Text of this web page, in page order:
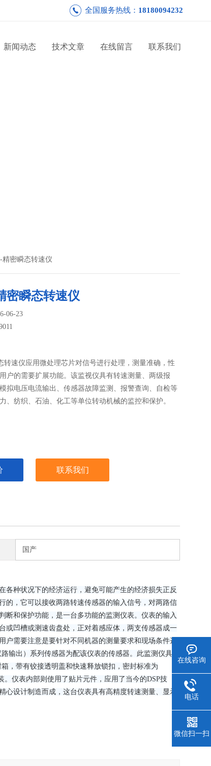
全国服务热线： 18180094232
新闻动态 技术文章 在线留言 联系我们
精密瞬态转速仪
密瞬态转速仪
06-23
转速仪应用微处理芯片对信号进行处理，测量准确，性
户的需要扩展功能。该监视仪具有转速测量、两级报
拟电压电流输出、传感器故障监测、报警查询、自检等
、纺织、石油、化工等单位转动机械的监控和保护。
联系我们
国产
各种状况下的经济运行，避免可能产生的经济损失正反
的，它可以接收两路转速传感器的输入信号，对两路信
断和保护功能，是一台多功能的监测仪表。仪表的输入
或凹槽或测速齿盘处，正对着感应体，两支传感器成一
需要注意是要针对不同机器的测量要求和现场条件选
输出）系列传感器为配该仪表的传感器。此监测仪具有
，带有铰接透明盖和快速释放锁扣，密封标准为
仪表内部则使用了贴片元件，应用了当今的DSP技
设计制造而成，这台仪表具有高精度转速测量、显示
在线咨询
电话
微信扫一扫